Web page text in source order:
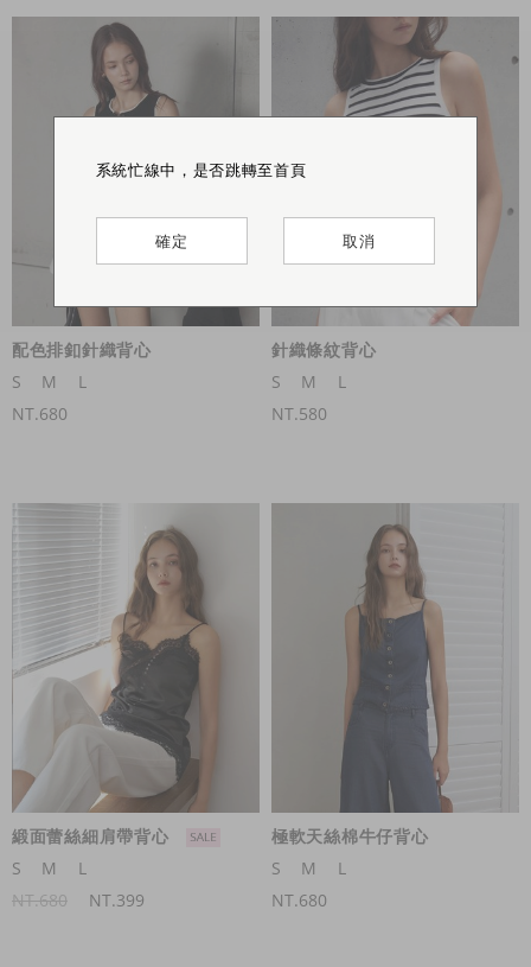
配色排釦針織背心
S
M
L
NT.680
針織條紋背心
S
M
L
NT.580
緞面蕾絲細肩帶背心
S
M
L
NT.680
NT.399
極軟天絲棉牛仔背心
S
M
L
NT.680
系統忙線中，是否跳轉至首頁
確定 取消
系統忙線中，是否跳轉至首頁
確定 取消
系統忙線中，是否跳轉至首頁
確定 取消